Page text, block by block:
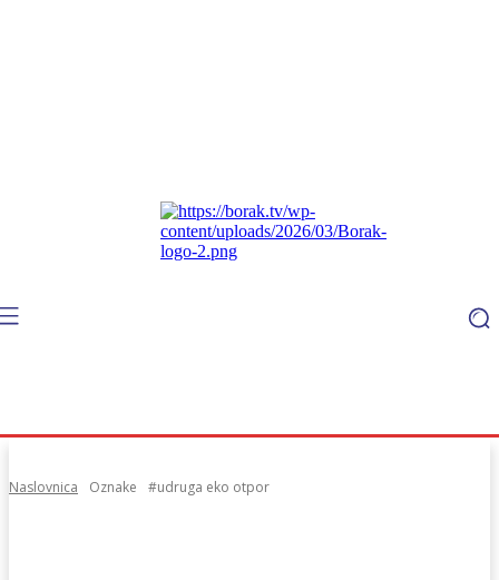
Naslovnica Oznake #udruga eko otpor